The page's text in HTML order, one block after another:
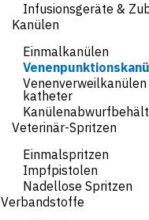
Infusionsgeräte &
Kanülen
Einmalkanülen
Venenverweilkanülen
katheter
Veterinär-Spritzen
Einmalspritzen
Impfpistolen
Nadellose Spritzen
Verbandstoffe